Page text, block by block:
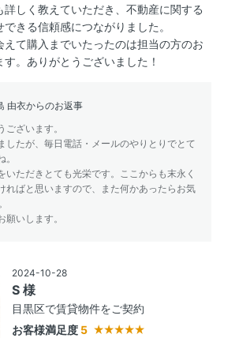
しく教えていただき、不動産に関する
きる信頼感につながりました。
えて購入までいたったのは担当の方のお
。ありがとうございました！
由衣からのお返事
ございます。
したが、毎日電話・メールのやりとりでとて
いただきとても光栄です。ここからも末永く
ればと思いますので、また何かあったらお気
いします。
2024-10-28
S 様
目黒区で賃貸物件をご契約
お客様満足度 5